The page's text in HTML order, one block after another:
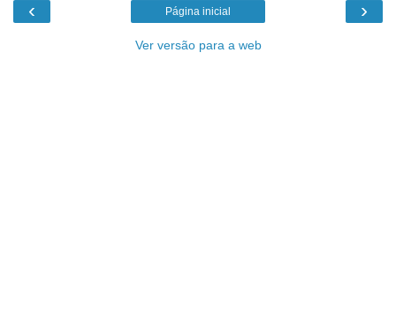
‹ ›
Página inicial
Ver versão para a web